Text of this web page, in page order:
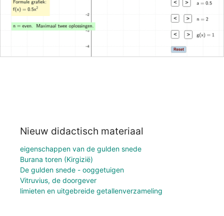
Nieuw didactisch materiaal
eigenschappen van de gulden snede
Burana toren (Kirgizië)
De gulden snede - ooggetuigen
Vitruvius, de doorgever
limieten en uitgebreide getallenverzameling